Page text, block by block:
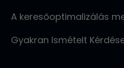
A keresőoptimalizálás
Gyakran Ismételt